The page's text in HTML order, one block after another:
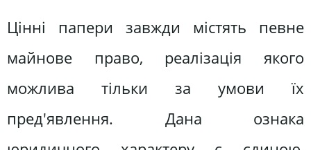
Цінні папери завжди містять певне
майнове право, реалізація якого
можлива тільки за умови їх
пред'явлення. Дана ознака